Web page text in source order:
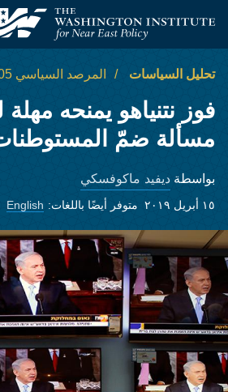
معهد واشنطن لسياسات الشرق الأدنى
تحليل السياسات المرصد السياسي 3105
فوز نتنياهو يمنحه
مسألة ضمّ
بواسطة ديفيد ماكوفسكي
١٥ أبريل ٢٠١٩ متوفر أيضًا باللغات: English